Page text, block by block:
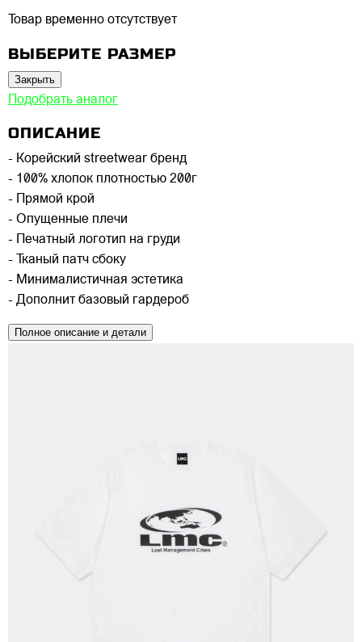
Товар временно отсутствует
ВЫБЕРИТЕ РАЗМЕР
Закрыть
Подобрать аналог
ОПИСАНИЕ
- Корейский streetwear бренд
- 100% хлопок плотностью 200г
- Прямой крой
- Опущенные плечи
- Печатный логотип на груди
- Тканый патч сбоку
- Минималистичная эстетика
- Дополнит базовый гардероб
Полное описание и детали